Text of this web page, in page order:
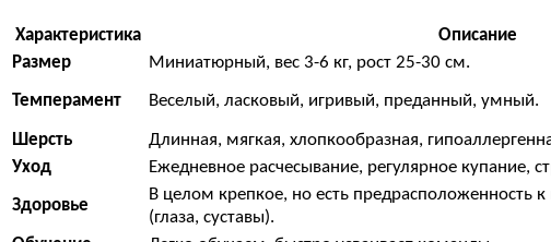
Характеристика Описание
Размер
Миниатюрный, вес 3-6 кг, рост 25-30 см.
Темперамент Веселый, ласковый, игривый, преданный, умный.
Шерсть
Длинная, мягкая, хлопкообразная,
Уход
Ежедневное расчесывание, регулярное купание,
Здоровье
В целом крепкое, но есть предрасположенность
(глаза, суставы).